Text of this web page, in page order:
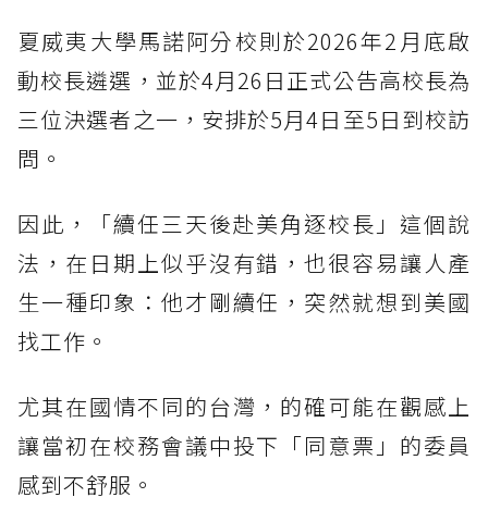
夏威夷大學馬諾阿分校則於2026年2月底啟
動校長遴選，並於4月26日正式公告高校長為
三位決選者之一，安排於5月4日至5日到校訪
問。
因此，「續任三天後赴美角逐校長」這個說
法，在日期上似乎沒有錯，也很容易讓人產
生一種印象：他才剛續任，突然就想到美國
找工作。
尤其在國情不同的台灣，的確可能在觀感上
讓當初在校務會議中投下「同意票」的委員
感到不舒服。